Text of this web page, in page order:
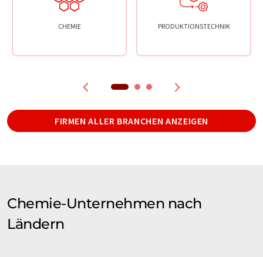
CHEMIE PRODUKTIONSTECHNIK
FIRMEN ALLER BRANCHEN ANZEIGEN
Chemie-Unternehmen nach
Ländern